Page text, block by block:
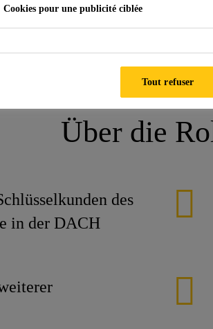
(m/w/d) Zementadditive
Über die
des
in der DACH
Cookies pour une publicité ciblée
Tout refuser